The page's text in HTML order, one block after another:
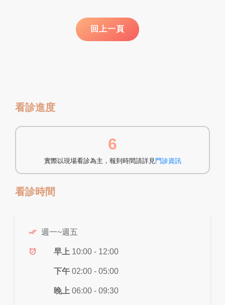
看診進度
6
實際以現場看診為主，報到時間請詳見 門診資訊
看診時間
done_all 週一~週五
alarm_on 早上 10:00 - 12:00
下午 02:00 - 05:00
晚上 06:00 - 09:30